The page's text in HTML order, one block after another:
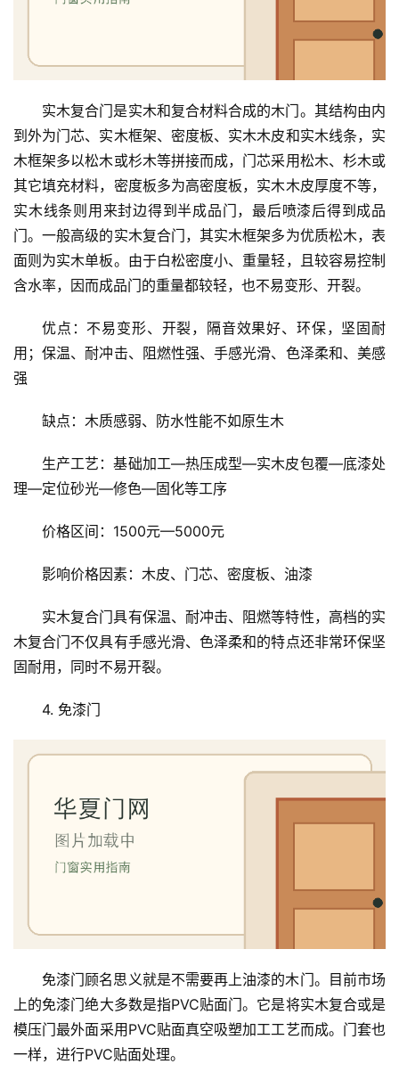
门
套
安
装
安
装
门
业
联
实木复合门是实木和复合材料合成的木门。其结构由内
到外为门芯、实木框架、密度板、实木木皮和实木线条，实
木框架多以松木或杉木等拼接而成，门芯采用松木、杉木或
其它填充材料，密度板多为高密度板，实木木皮厚度不等，
实木线条则用来封边得到半成品门，最后喷漆后得到成品
门。一般高级的实木复合门，其实木框架多为优质松木，表
面则为实木单板。由于白松密度小、重量轻，且较容易控制
含水率，因而成品门的重量都较轻，也不易变形、开裂。
优点：不易变形、开裂，隔音效果好、环保，坚固耐
用；保温、耐冲击、阻燃性强、手感光滑、色泽柔和、美感
强
缺点：木质感弱、防水性能不如原生木
生产工艺：基础加工—热压成型—实木皮包覆—底漆处
理—定位砂光—修色—固化等工序
价格区间：1500元—5000元
影响价格因素：木皮、门芯、密度板、油漆
实木复合门具有保温、耐冲击、阻燃等特性，高档的实
木复合门不仅具有手感光滑、色泽柔和的特点还非常环保坚
固耐用，同时不易开裂。
4. 免漆门
免漆门顾名思义就是不需要再上油漆的木门。目前市场
上的免漆门绝大多数是指PVC贴面门。它是将实木复合或是
模压门最外面采用PVC贴面真空吸塑加工工艺而成。门套也
一样，进行PVC贴面处理。